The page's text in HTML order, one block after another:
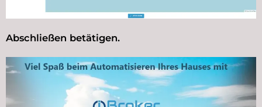
Abschließen betätigen.